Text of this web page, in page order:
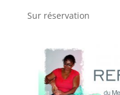
Sur réservation